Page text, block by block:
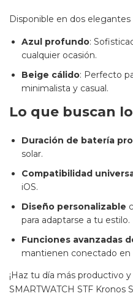
Disponible en dos elegantes
Azul profundo:
cualquier ocasión.
Beige cálido: Perfecto
minimalista y casual.
Lo que buscan
Duración de batería
solar.
Compatibilidad
iOS.
Diseño personalizable
para adaptarse a tu estilo.
Funciones avanzadas
mantienen conectado en
¡Haz tu día más productivo
SMARTWATCH STF Kronos